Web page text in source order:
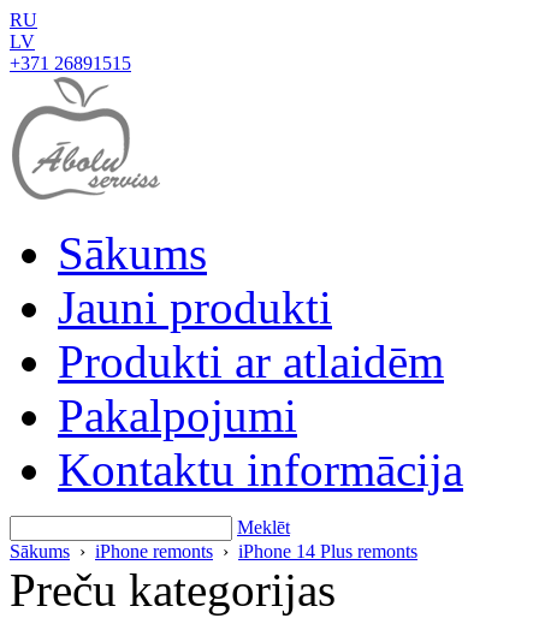
RU
LV
+371 26891515
Sākums
Jauni produkti
Produkti ar atlaidēm
Pakalpojumi
Kontaktu informācija
Meklēt
Sākums › iPhone remonts › iPhone 14 Plus remonts
Preču kategorijas